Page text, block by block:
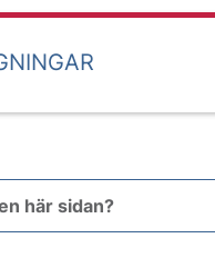
här sidan?